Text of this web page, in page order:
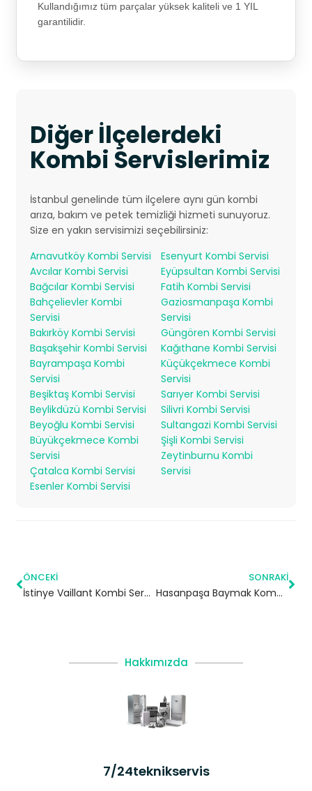
Kullandığımız tüm parçalar yüksek kaliteli ve 1 YIL
garantilidir.
Diğer İlçelerdeki
Kombi Servislerimiz
İstanbul genelinde tüm ilçelere aynı gün kombi
arıza, bakım ve petek temizliği hizmeti sunuyoruz.
Size en yakın servisimizi seçebilirsiniz:
Arnavutköy Kombi Servisi
Avcılar Kombi Servisi
Bağcılar Kombi Servisi
Bahçelievler Kombi
Servisi
Bakırköy Kombi Servisi
Başakşehir Kombi Servisi
Bayrampaşa Kombi
Servisi
Beşiktaş Kombi Servisi
Beylikdüzü Kombi Servisi
Beyoğlu Kombi Servisi
Büyükçekmece Kombi
Servisi
Çatalca Kombi Servisi
Esenler Kombi Servisi
Esenyurt Kombi Servisi
Eyüpsultan Kombi Servisi
Fatih Kombi Servisi
Gaziosmanpaşa Kombi
Servisi
Güngören Kombi Servisi
Kağıthane Kombi Servisi
Küçükçekmece Kombi
Servisi
Sarıyer Kombi Servisi
Silivri Kombi Servisi
Sultangazi Kombi Servisi
Şişli Kombi Servisi
Zeytinburnu Kombi
Servisi
ÖNCEKI
İstinye Vaillant Kombi Servisi – Sarıyer Yetkili Servis
SONRAKI
Hasanpaşa Baymak Kombi Servisi – Kadıköy Yetkili Servis
Hakkımızda
7/24teknikservis